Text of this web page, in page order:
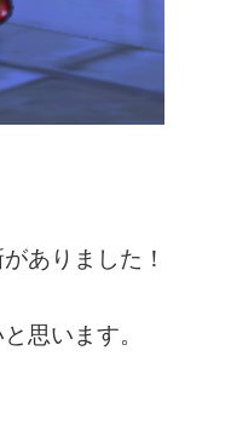
ありました！
思います。